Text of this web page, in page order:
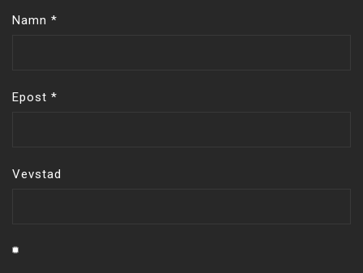
Namn *
Epost *
Vevstad